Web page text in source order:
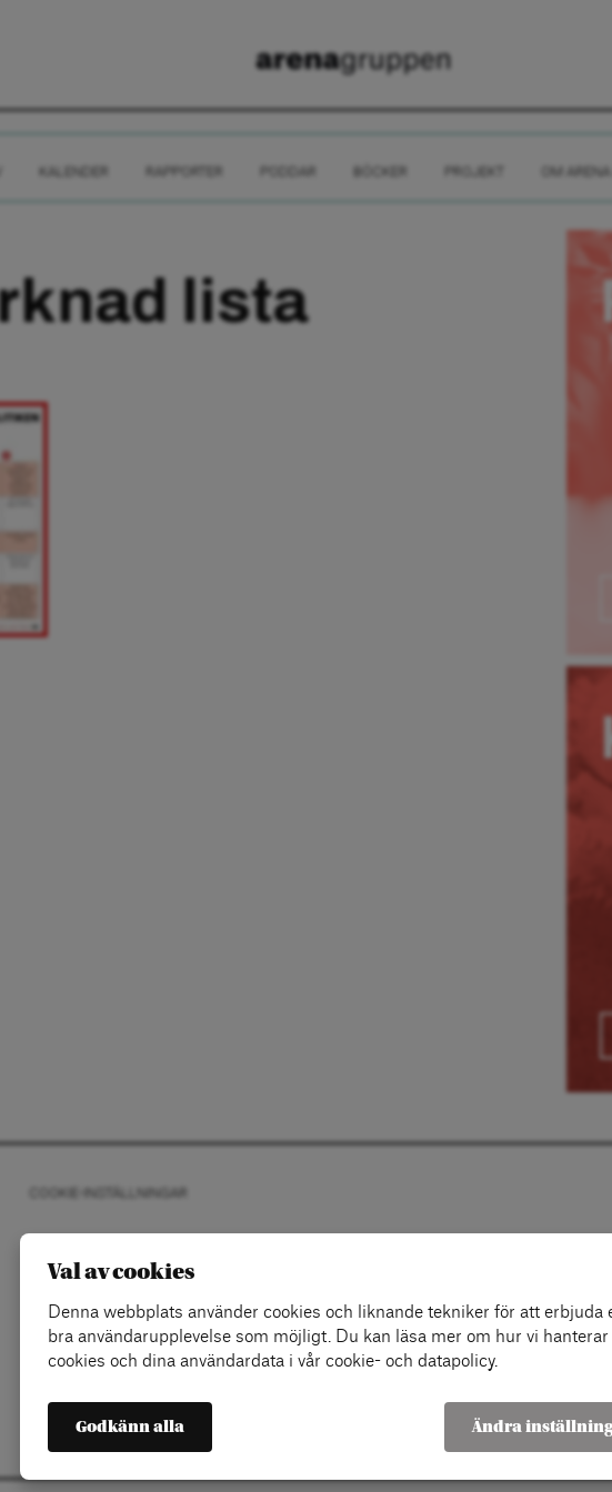
KALENDER RAPPORTER BÖCKER PROJEKT OM ARENA
lista
COOKIE-INSTÄLLNINGAR
Val av cookies
Denna webbplats använder cookies och liknande tekniker för att erbjuda
bra användarupplevelse som möjligt. Du kan läsa mer om hur vi hanterar
cookies och dina användardata i vår cookie- och datapolicy.
Godkänn alla Ändra